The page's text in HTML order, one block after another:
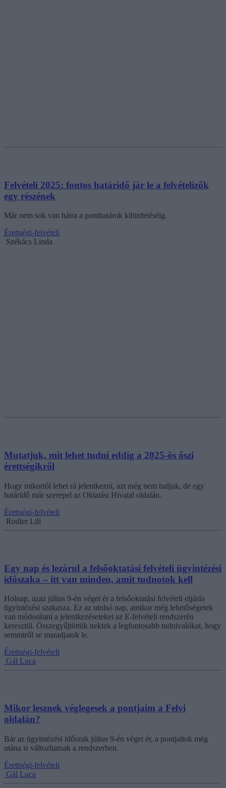
Felvételi 2025: fontos határidő jár le a felvételizők
egy részének
Már nem sok van hátra a ponthatárok kihirdetéséig.
Érettségi-felvételi
Székács Linda
Mutatjuk, mit lehet tudni eddig a 2025-ös őszi
érettségikről
Hogy mikortól lehet rá jelentkezni, azt még nem tudjuk, de egy
határidő már szerepel az Oktatási Hivatal oldalán.
Érettségi-felvételi
Rodler Lili
Egy nap és lezárul a felsőoktatási felvételi ügyintézési
időszaka – itt van minden, amit tudnotok kell
Holnap, azaz július 9-én véget ér a felsőoktatási felvételi eljárás
ügyintézési szakasza. Ez az utolsó nap, amikor még lehetőségetek
van módosítani a jelentkezéseteket az E-felvételi rendszerén
keresztül. Összegyűjtöttük nektek a legfontosabb tudnivalókat, hogy
semmiről se maradjatok le.
Érettségi-felvételi
Gál Luca
Mikor lesznek véglegesek a pontjaim a Felvi
oldalán?
Bár az ügyintézési időszak július 9-én véget ér, a pontjaitok még
utána is változhatnak a rendszerben.
Érettségi-felvételi
Gál Luca